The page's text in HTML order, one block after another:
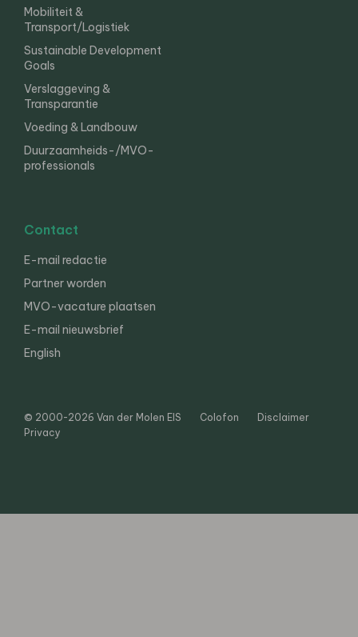
Mobiliteit &
Transport/Logistiek
Sustainable Development
Goals
Verslaggeving &
Transparantie
Voeding & Landbouw
Duurzaamheids-/MVO-
professionals
Contact
E-mail redactie
Partner worden
MVO-vacature plaatsen
E-mail nieuwsbrief
English
© 2000-2026 Van der Molen EIS Colofon
Disclaimer
Privacy